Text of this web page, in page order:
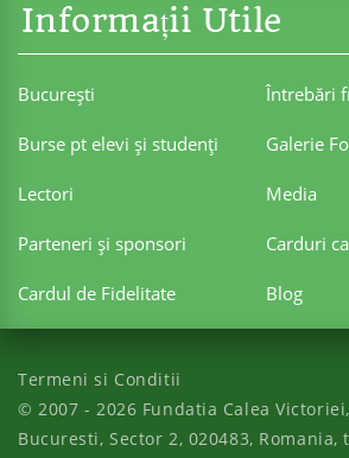
Informații Utile
Bucureşti Întrebări
Burse pt elevi şi studenţi Galerie
Lectori Media
Parteneri şi sponsori Carduri
Cardul de Fidelitate Blog
Termeni si Conditii
© 2007 - 2026 Fundatia Calea Victoriei,
Bucuresti,Sector 2, 020483, Romania,